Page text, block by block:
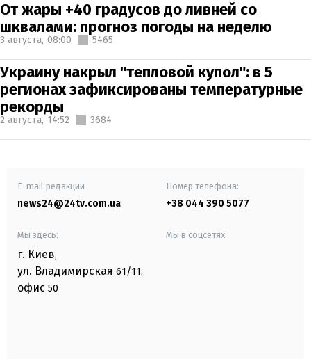
От жары +40 градусов до ливней со
шквалами: прогноз погоды на неделю
3 августа, 08:00 5465
Украину накрыл "тепловой купол": в 5
регионах зафиксированы температурные
рекорды
2 августа, 14:52 3684
E-mail редакции
news24@24tv.com.ua
Номер телефона:
+38 044 390 5077
Мы здесь:
г. Киев,
ул. Владимирская 61/11,
офис 50
Мы в соцсетях: